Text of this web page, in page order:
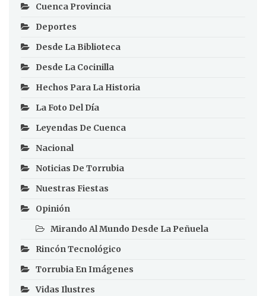
Cuenca Provincia
Deportes
Desde La Biblioteca
Desde La Cocinilla
Hechos Para La Historia
La Foto Del Día
Leyendas De Cuenca
Nacional
Noticias De Torrubia
Nuestras Fiestas
Opinión
Mirando Al Mundo Desde La Peñuela
Rincón Tecnológico
Torrubia En Imágenes
Vidas Ilustres